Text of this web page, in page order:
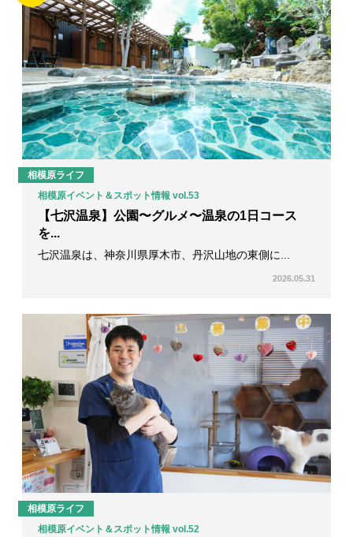
相模原ライフ
相模原イベント＆スポット情報 vol.53
【七沢温泉】公園〜グルメ〜温泉の1日コース
を...
七沢温泉は、神奈川県厚木市、丹沢山地の東側に...
2026.05.31
相模原ライフ
相模原イベント＆スポット情報 vol.52